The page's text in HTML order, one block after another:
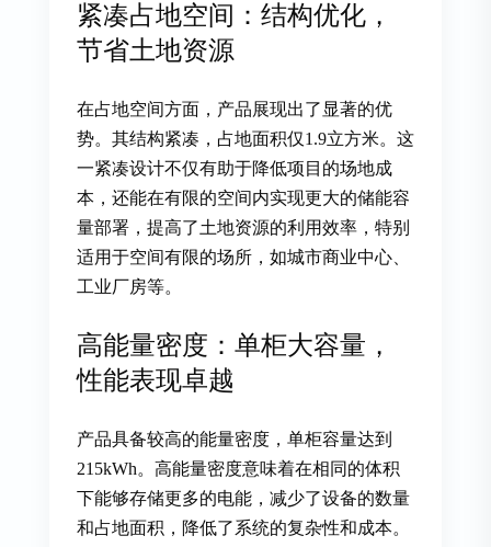
紧凑占地空间：结构优化，
节省土地资源
在占地空间方面，产品展现出了显著的优
势。其结构紧凑，占地面积仅1.9立方米。这
一紧凑设计不仅有助于降低项目的场地成
本，还能在有限的空间内实现更大的储能容
量部署，提高了土地资源的利用效率，特别
适用于空间有限的场所，如城市商业中心、
工业厂房等。
高能量密度：单柜大容量，
性能表现卓越
产品具备较高的能量密度，单柜容量达到
215kWh。高能量密度意味着在相同的体积
下能够存储更多的电能，减少了设备的数量
和占地面积，降低了系统的复杂性和成本。